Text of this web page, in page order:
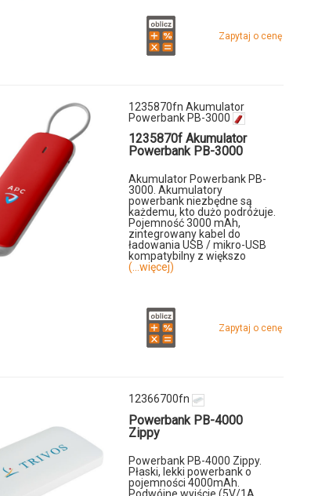
Zapytaj o cenę
1235870fn Akumulator
Powerbank PB-3000
1235870f Akumulator
Powerbank PB-3000
Akumulator Powerbank PB-
3000. Akumulatory
powerbank niezbędne są
każdemu, kto dużo podróżuje.
Pojemność 3000 mAh,
zintegrowany kabel do
ładowania USB / mikro-USB
kompatybilny z większo
(...więcej)
Zapytaj o cenę
12366700fn
Powerbank PB-4000
Zippy
Powerbank PB-4000 Zippy.
Płaski, lekki powerbank o
pojemności 4000mAh.
Podwójne wyjście (5V/1A